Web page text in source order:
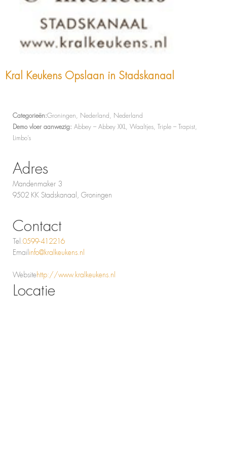
Kral Keukens Opslaan in Stadskanaal
Categorieën:Groningen, Nederland, Nederland
Demo vloer aanwezig: Abbey – Abbey XXL, Waaltjes, Triple – Trapist,
Limbo’s
Adres
Mandenmaker 3
9502 KK Stadskanaal, Groningen
Contact
Tel. 0599-412216
Email info@kralkeukens.nl
Websitehttp://www.kralkeukens.nl
Locatie